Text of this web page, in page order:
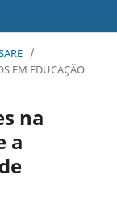
/
EM EDUCAÇÃO
na
a